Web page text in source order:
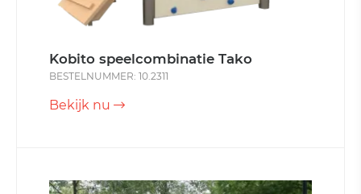
Kobito speelcombinatie Tako
BESTELNUMMER: 10.2311
Bekijk nu